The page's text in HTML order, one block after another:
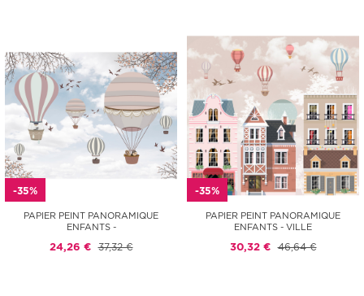
-35%
PAPIER PEINT PANORAMIQUE
ENFANTS -
24,26 € 37,32 €
-35%
PAPIER PEINT PANORAMIQUE
ENFANTS - VILLE
30,32 € 46,64 €